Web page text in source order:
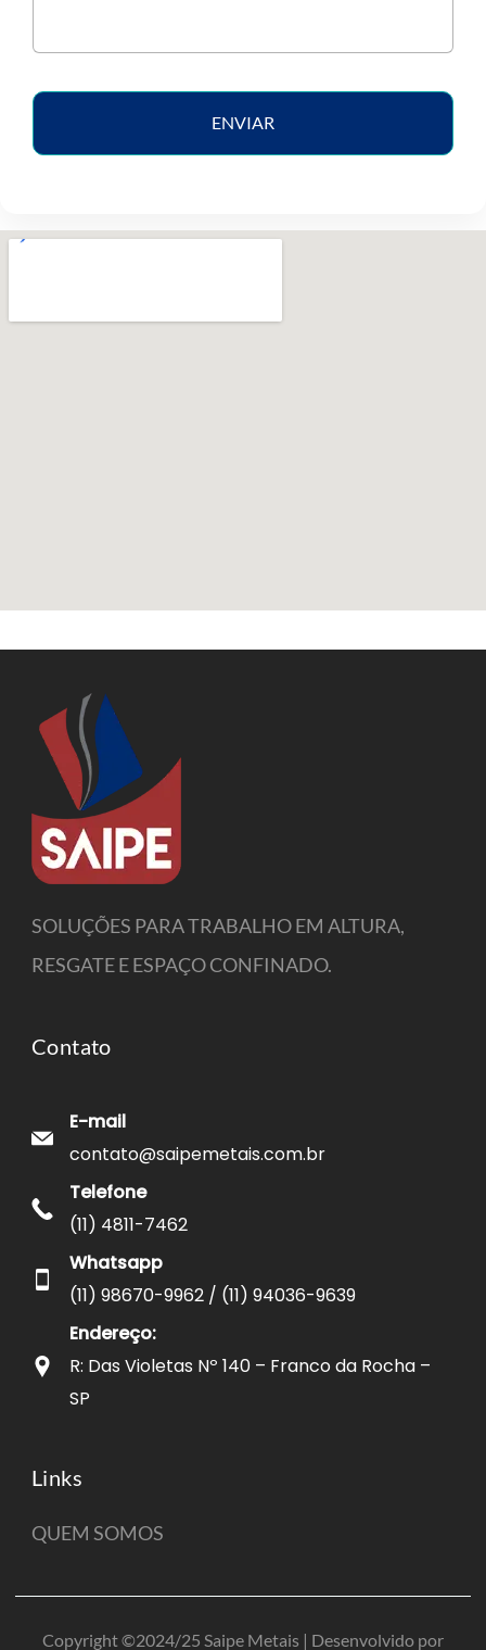
SOLUÇÕES PARA TRABALHO EM ALTURA,
RESGATE E ESPAÇO CONFINADO.
Contato
E-mail
contato@saipemetais.com.br
Telefone
(11) 4811-7462
Whatsapp
(11) 98670-9962 / (11) 94036-9639
Endereço:
R: Das Violetas Nº 140 – Franco da Rocha –
SP
Links
QUEM SOMOS
Copyright ©2024/25 Saipe Metais | Desenvolvido por